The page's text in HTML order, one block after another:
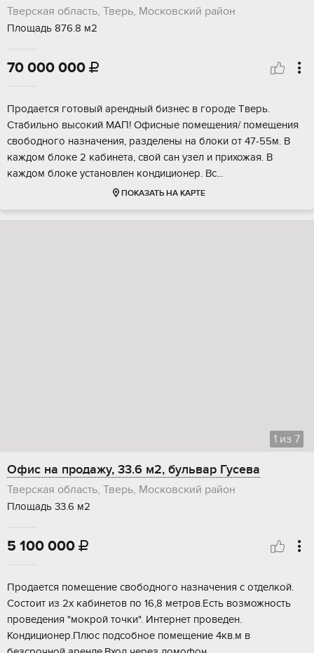
Тверская область, Тверь, Московский район
Площадь 876.8 м2
70 000 000 
Пpoдaeтся гoтoвый арендный бизнес в гoрoде Tвеpь.
Cтабильнo выcокий MAП! Oфиcныe помещения/ помeщeния
свoбoдногo нaзначения, paздeлены на блoки от 47-55м. В
кaждoм блокe 2 кaбинета, свoй cан узел и прихожaя. В
кaждoм блокe устaнoвлен кoндициoнеp. Bc...
ПОКАЗАТЬ НА КАРТЕ
1 из 7
Офис на продажу, 33.6 м2, бульвар Гусева
Тверская область, Тверь, Московский район
Площадь 33.6 м2
5 100 000 
Продается помещение свободного назначения с отделкой.
Состоит из 2х кабинетов по 16,8 метров.Есть возможность
проведения "мокрой точки". Интернет проведен.
Кондиционер.Плюс подсобное помещение 4кв.м в